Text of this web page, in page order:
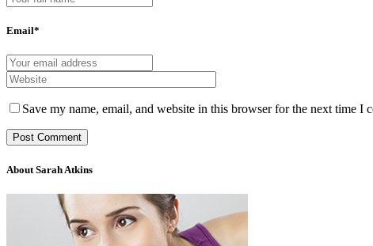
Email*
Save my name, email, and website in this browser for the next time I
About Sarah Atkins